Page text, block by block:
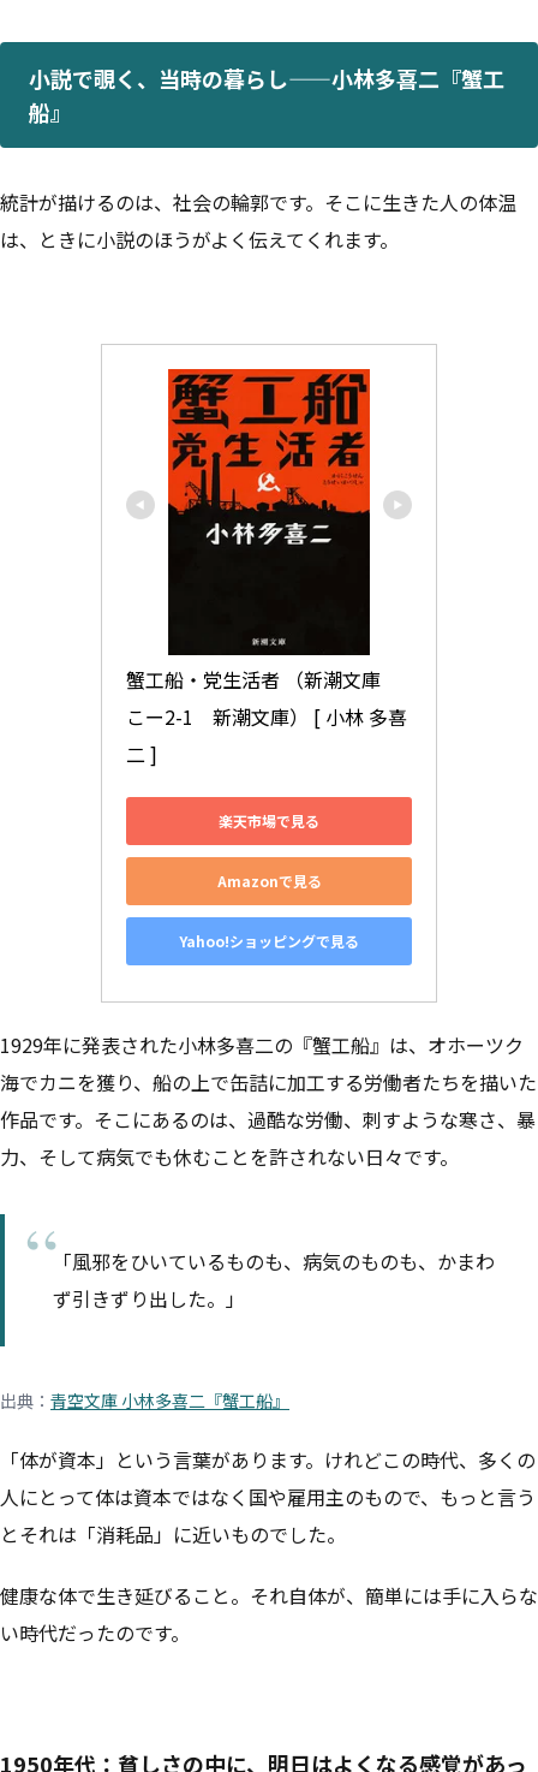
小説で覗く、当時の暮らし——小林多喜二『蟹工
船』
統計が描けるのは、社会の輪郭です。そこに生きた人の体温
は、ときに小説のほうがよく伝えてくれます。
蟹工船・党生活者 （新潮文庫
こー2-1　新潮文庫） [ 小林 多喜
二 ]
楽天市場で見る
Amazonで見る
Yahoo!ショッピングで見る
1929年に発表された小林多喜二の『蟹工船』は、オホーツク
海でカニを獲り、船の上で缶詰に加工する労働者たちを描いた
作品です。そこにあるのは、過酷な労働、刺すような寒さ、暴
力、そして病気でも休むことを許されない日々です。
「風邪をひいているものも、病気のものも、かまわ
ず引きずり出した。」
出典： 青空文庫 小林多喜二『蟹工船』
「体が資本」という言葉があります。けれどこの時代、多くの
人にとって体は資本ではなく国や雇用主のもので、もっと言う
とそれは「消耗品」に近いものでした。
健康な体で生き延びること。それ自体が、簡単には手に入らな
い時代だったのです。
1950年代：貧しさの中に、明日はよくなる感覚があっ